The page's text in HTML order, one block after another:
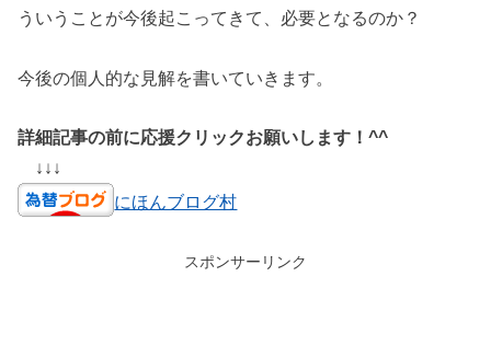
ういうことが今後起こってきて、必要となるのか？
今後の個人的な見解を書いていきます。
詳細記事の前に応援クリックお願いします！^^
↓↓↓
にほんブログ村
スポンサーリンク